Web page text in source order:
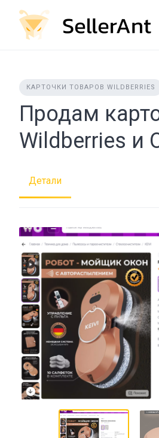
content
КАРТОЧКИ ТОВАРОВ WILDBERRIES
Продам
Wildberries и
Детали